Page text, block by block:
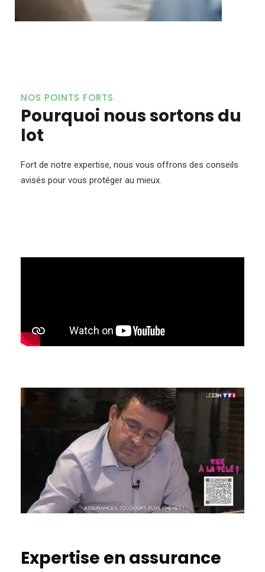
NOS POINTS FORTS
Pourquoi nous sortons du
lot
Fort de notre expertise, nous vous offrons des conseils
avisés pour vous protéger au mieux.
Expertise en assurance